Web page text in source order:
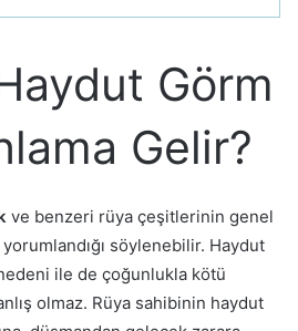
Görm
Gelir?
ve benzeri rüya çeşitlerinin genel
söylenebilir. Haydut
ile de çoğunlukla kötü
olmaz. Rüya sahibinin haydut